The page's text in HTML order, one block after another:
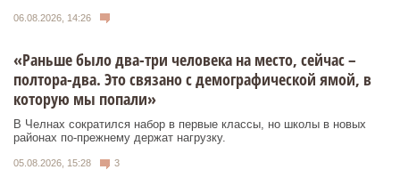
06.08.2026, 14:26
«Раньше было два-три человека на место, сейчас –
полтора-два. Это связано с демографической ямой, в
которую мы попали»
В Челнах сократился набор в первые классы, но школы в новых
районах по-прежнему держат нагрузку.
05.08.2026, 15:28 3